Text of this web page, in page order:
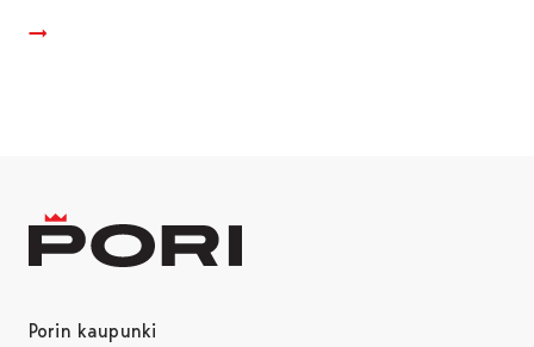
Porin kaupunki